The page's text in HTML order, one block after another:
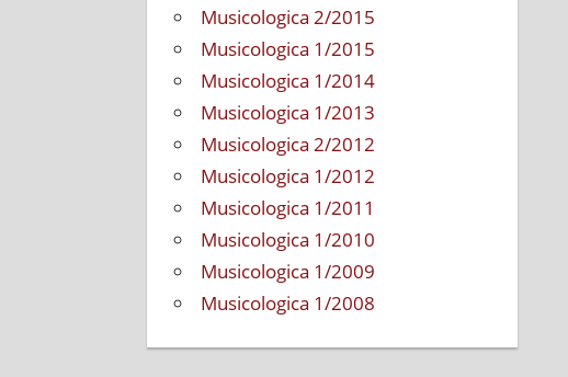
Musicologica 2/2015
Musicologica 1/2015
Musicologica 1/2014
Musicologica 1/2013
Musicologica 2/2012
Musicologica 1/2012
Musicologica 1/2011
Musicologica 1/2010
Musicologica 1/2009
Musicologica 1/2008